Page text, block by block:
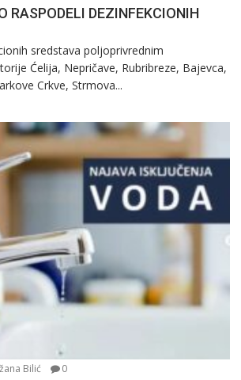
RASPODELI DEZINFEKCIONIH
sredstava poljoprivrednim
Ćelija, Nepričave, Rubribreze, Bajevca,
Crkve, Strmova...
Bilić 0